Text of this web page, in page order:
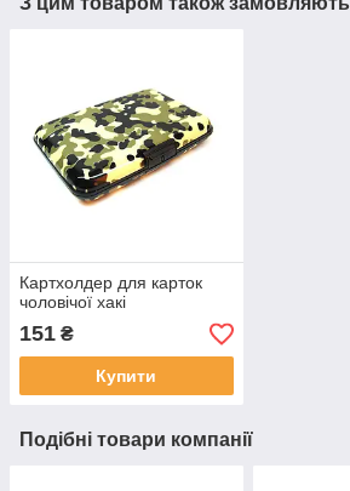
Картхолдер для карток
чоловічої хакі
151 ₴
Купити
Подібні товари компанії